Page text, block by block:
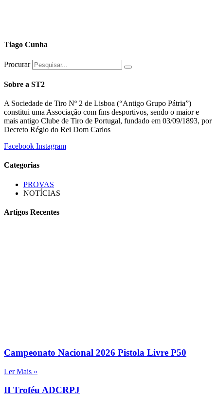
Tiago Cunha
Procurar
Sobre a ST2
A Sociedade de Tiro Nº 2 de Lisboa (“Antigo Grupo Pátria”)
constitui uma Associação com fins desportivos, sendo o maior e
mais antigo Clube de Tiro de Portugal, fundado em 03/09/1893, por
Decreto Régio do Rei Dom Carlos
Facebook Instagram
Categorias
PROVAS
NOTÍCIAS
Artigos Recentes
Campeonato Nacional 2026 Pistola Livre P50
Ler Mais »
II Troféu ADCRPJ